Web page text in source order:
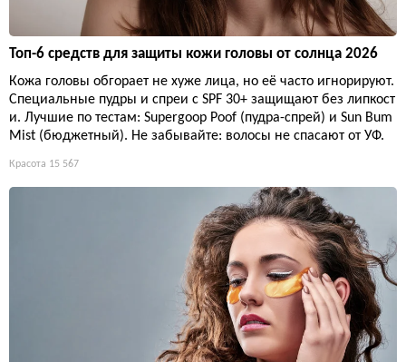
Топ-6 средств для защиты кожи головы от солнца 2026
Кожа головы обгорает не хуже лица, но её часто игнорируют.
Специальные пудры и спреи с SPF 30+ защищают без липкост
и. Лучшие по тестам: Supergoop Poof (пудра-спрей) и Sun Bum
Mist (бюджетный). Не забывайте: волосы не спасают от УФ.
Красота 15 567